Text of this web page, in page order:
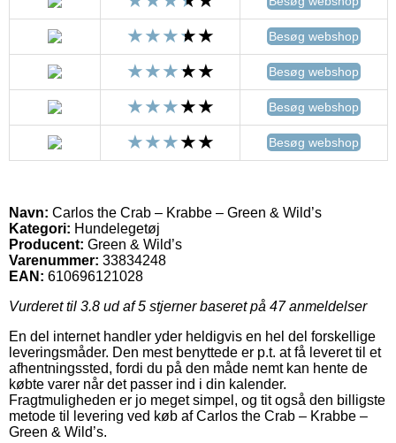
Besøg webshop
Besøg webshop
Besøg webshop
Besøg webshop
Navn: Carlos the Crab – Krabbe – Green & Wild’s
Kategori: Hundelegetøj
Producent: Green & Wild’s
Varenummer: 33834248
EAN: 610696121028
Vurderet til 3.8 ud af 5 stjerner baseret på 47anmeldelser
En del internet handler yder heldigvis en hel del forskellige
leveringsmåder. Den mest benyttede er p.t. at få leveret til et
afhentningssted, fordi du på den måde nemt kan hente de
købte varer når det passer ind i din kalender.
Fragtmuligheden er jo meget simpel, og tit også den billigste
metode til levering ved køb af Carlos the Crab – Krabbe –
Green & Wild’s.